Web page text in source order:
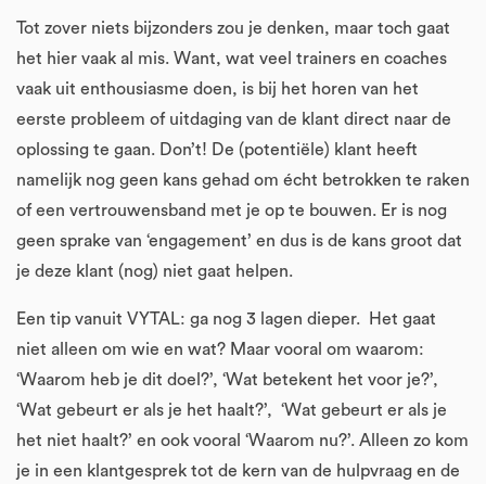
Tot zover niets bijzonders zou je denken, maar toch gaat
het hier vaak al mis. Want, wat veel trainers en coaches
vaak uit enthousiasme doen, is bij het horen van het
eerste probleem of uitdaging van de klant direct naar de
oplossing te gaan. Don’t! De (potentiële) klant heeft
namelijk nog geen kans gehad om écht betrokken te raken
of een vertrouwensband met je op te bouwen. Er is nog
geen sprake van ‘engagement’ en dus is de kans groot dat
je deze klant (nog) niet gaat helpen.
Een tip vanuit VYTAL: ga nog 3 lagen dieper. Het gaat
niet alleen om wie en wat? Maar vooral om waarom:
‘Waarom heb je dit doel?’, ‘Wat betekent het voor je?’,
‘Wat gebeurt er als je het haalt?’, ‘Wat gebeurt er als je
het niet haalt?’ en ook vooral ‘Waarom nu?’. Alleen zo kom
je in een klantgesprek tot de kern van de hulpvraag en de